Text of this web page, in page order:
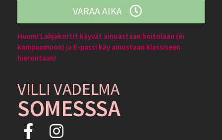
VARAA AIKA
Huom! Lahjakortit käyvät ainoastaan hoitolaan (ei
kampaamoon) ja E-passi käy ainostaan klassiseen
hierontaan!
VILLI VADELMA
SOMESSSA